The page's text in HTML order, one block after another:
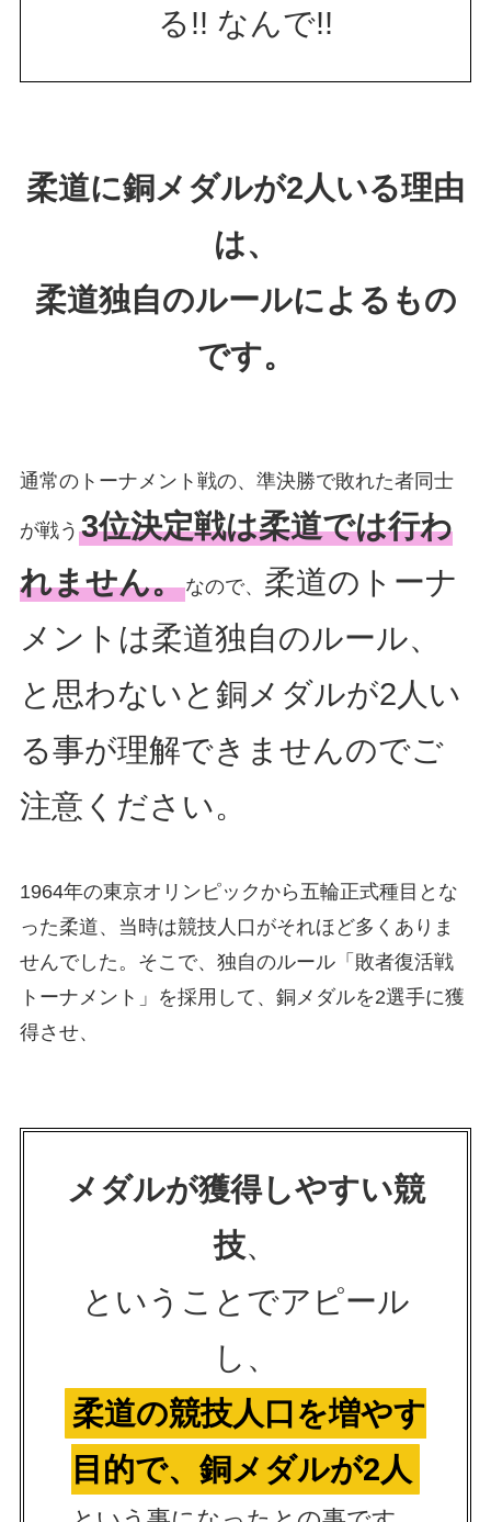
る!! なんで!!
柔道に銅メダルが2人いる理由
は、
柔道独自のルールによるもの
です。
通常のトーナメント戦の、準決勝で敗れた者同士
が戦う 3位決定戦は柔道では行わ
れません。なので、 柔道のトーナ
メントは柔道独自のルール、
と思わないと銅メダルが2人い
る事が理解できませんのでご
注意ください。
1964年の東京オリンピックから五輪正式種目とな
った柔道、当時は競技人口がそれほど多くありま
せんでした。そこで、独自のルール「敗者復活戦
トーナメント」を採用して、銅メダルを2選手に獲
得させ、
メダルが獲得しやすい競
技、
ということでアピール
し、
柔道の競技人口を増やす
目的で、銅メダルが2人